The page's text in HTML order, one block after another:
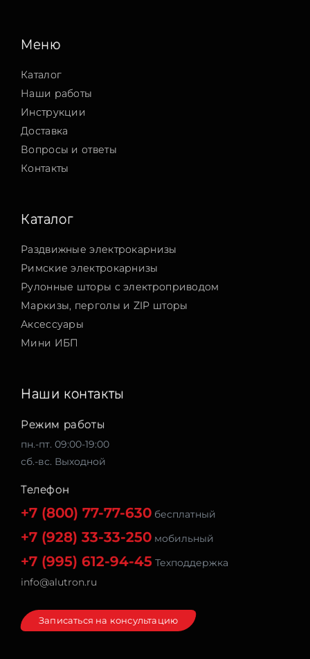
Меню
Каталог
Наши работы
Инструкции
Доставка
Вопросы и ответы
Контакты
Каталог
Раздвижные электрокарнизы
Римские электрокарнизы
Рулонные шторы с электроприводом
Маркизы, перголы и ZIP шторы
Аксессуары
Мини ИБП
Наши контакты
Режим работы
пн.-пт. 09:00-19:00
сб.-вс. Выходной
Телефон
+7 (800) 77-77-630 бесплатный
+7 (928) 33-33-250 мобильный
+7 (995) 612-94-45 Техподдержка
info@alutron.ru
Записаться на консультацию